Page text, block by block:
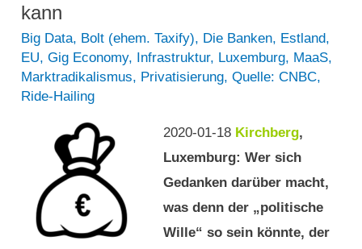
Bedeutung
für
den
Verkehr
kann
Big Data, Bolt (ehem. Taxify), Die Banken, Estland,
EU,Gig Economy, Infrastruktur, Luxemburg, MaaS,
Marktradikalismus, Privatisierung,Quelle: CNBC,
Ride-Hailing
2020-01-18 Kirchberg,
Luxemburg: Wer sich
Gedanken darüber macht,
was denn der „politische
Wille“ so sein könnte, der